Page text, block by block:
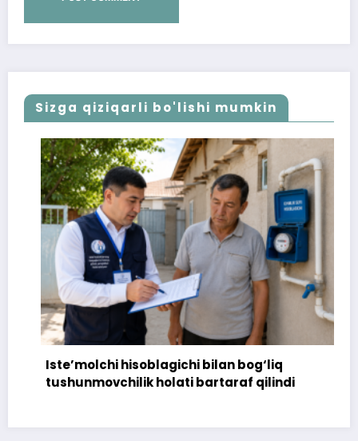
Sizga qiziqarli bo'lishi mumkin
Iste’molchi hisoblagichi bilan bog‘liq
tushunmovchilik holati bartaraf qilindi